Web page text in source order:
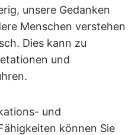
unsere Gedanken
Menschen verstehen
Dies kann zu
und
und
können Sie